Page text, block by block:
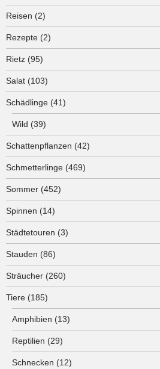
Reisen (2)
Rezepte (2)
Rietz (95)
Salat (103)
Schädlinge (41)
Wild (39)
Schattenpflanzen (42)
Schmetterlinge (469)
Sommer (452)
Spinnen (14)
Städtetouren (3)
Stauden (86)
Sträucher (260)
Tiere (185)
Amphibien (13)
Reptilien (29)
Schnecken (12)